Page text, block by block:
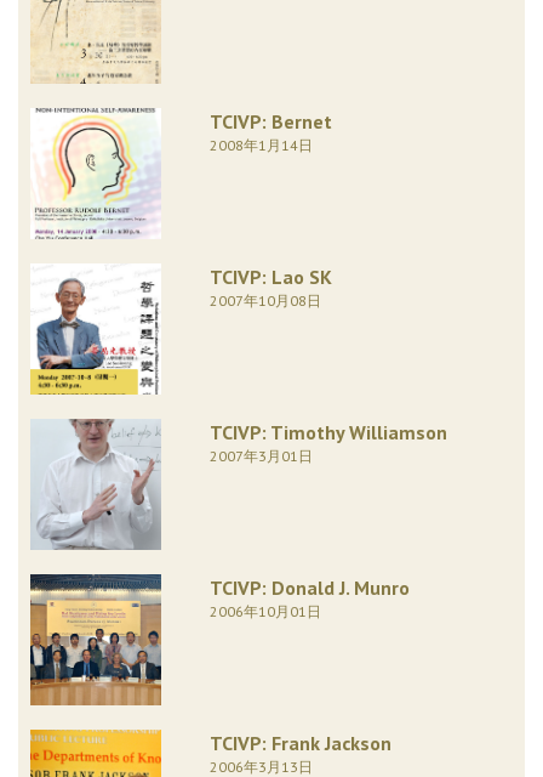
TCIVP: Bernet
2008年1月14日
TCIVP: Lao SK
2007年10月08日
TCIVP: Timothy Williamson
2007年3月01日
TCIVP: Donald J. Munro
2006年10月01日
TCIVP: Frank Jackson
2006年3月13日